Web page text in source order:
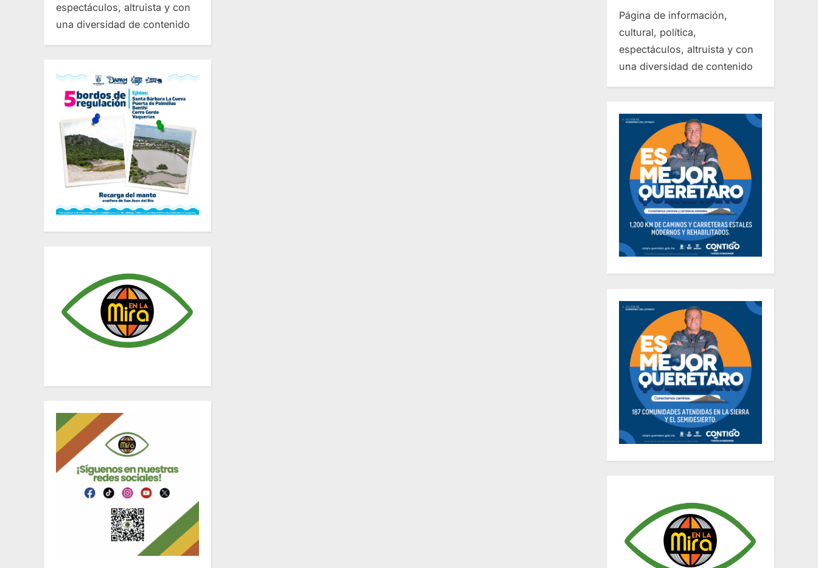
espectáculos, altruista y con
una diversidad de contenido
Página de información,
cultural, política,
espectáculos, altruista y con
una diversidad de contenido